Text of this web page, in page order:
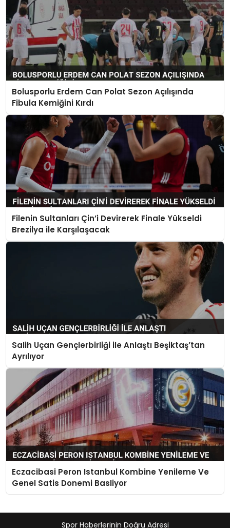
Bolusporlu Erdem Can Polat Sezon Açılışında
Fibula Kemiğini Kırdı
Filenin Sultanları Çin’i Devirerek Finale Yükseldi
Brezilya ile Karşılaşacak
Salih Uçan Gençlerbirliği ile Anlaştı Beşiktaş’tan
Ayrılıyor
Eczacibasi Peron Istanbul Kombine Yenileme Ve
Genel Satis Donemi Basliyor
Spor Haberlerinin Doğru Adresi